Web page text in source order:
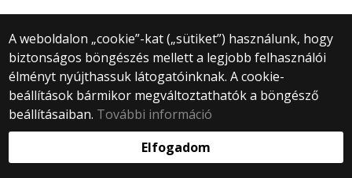
A weboldalon „cookie”-kat („sütiket”) használunk, hogy
biztonságos böngészés mellett a legjobb felhasználói
élményt nyújthassuk látogatóinknak. A cookie-
beállítások bármikor megváltoztathatók a böngésző
beállításaiban. További információ
Elfogadom